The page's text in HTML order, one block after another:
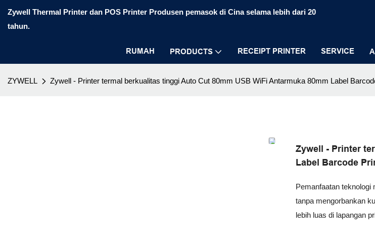
Zywell Thermal Printer dan POS Printer Produsen pemasok di Cina selama lebih dari 20
tahun.
RUMAH PRODUCTS RECEIPT PRINTER SERVICE
ZYWELL Zywell - Printer termal berkualitas tinggi Auto Cut 80mm USB WiFi Antarmuka 80mm Label
Zywell - Printer
Label Barcode
Pemanfaatan teknologi
tanpa mengorbankan
lebih luas di lapangan